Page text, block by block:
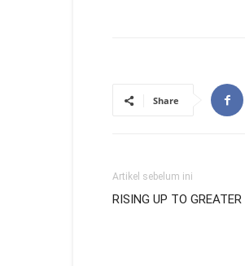
Share
Artikel sebelum ini
RISING UP TO GREATER